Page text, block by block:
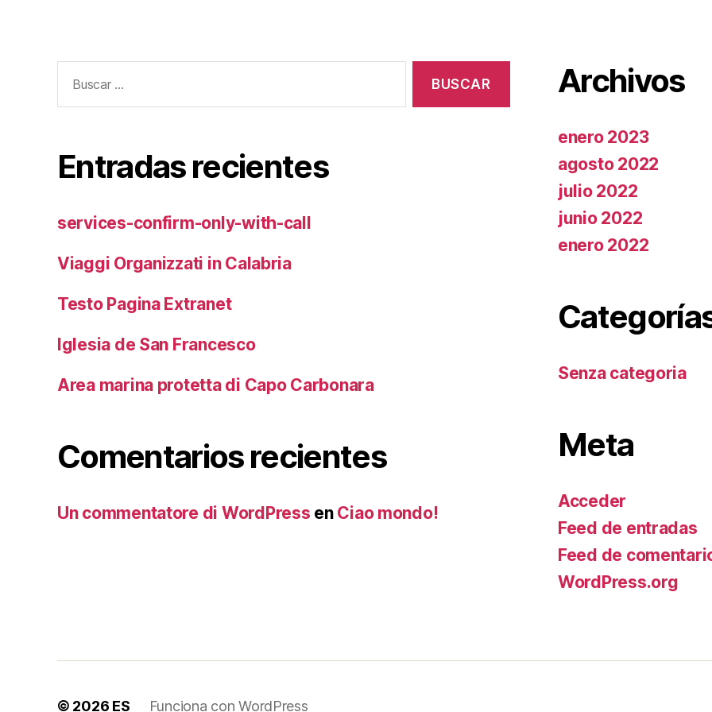
Entradas recientes
services-confirm-only-with-call
Viaggi Organizzati in Calabria
Testo Pagina Extranet
Iglesia de San Francesco
Area marina protetta di Capo Carbonara
Comentarios recientes
Un commentatore di WordPress en Ciao mondo!
Archivos
enero 2023
agosto 2022
julio 2022
junio 2022
enero 2022
Senza categoria
Meta
Acceder
Feed de entradas
Feed de
WordPress.org
© 2026 ES Funciona con WordPress